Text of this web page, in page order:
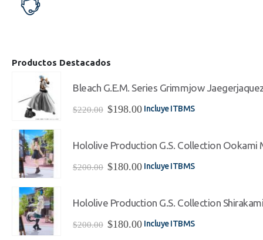
Productos Destacados
Bleach G.E.M. Series Grimmjow
$220.00 El
era:
$198.00El
es:
Incluye ITBMS
Hololive Production G.S. Collection Ookami
$200.00 El
era:
$180.00El
es:
Incluye ITBMS
Hololive Production G.S. Collection
$200.00 El
$180.00ElIncluye ITBMS